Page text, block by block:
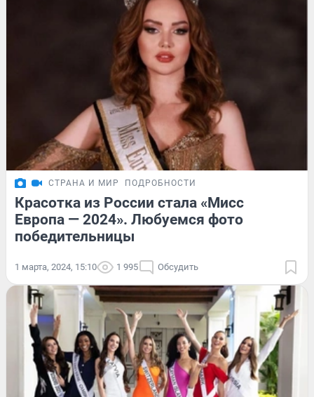
СТРАНА И МИР ПОДРОБНОСТИ
Красотка из России стала «Мисс
Европа — 2024». Любуемся фото
победительницы
1 марта, 2024, 15:10 1 995 Обсудить